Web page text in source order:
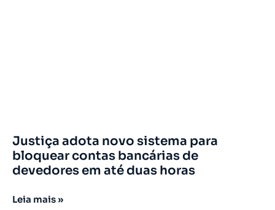
Justiça adota novo sistema para
bloquear contas bancárias de
devedores em até duas horas
Leia mais »